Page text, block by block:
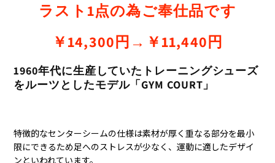
ラスト1点の為ご奉仕品です
￥14,300円→￥11,440円
1960年代に生産していたトレーニングシューズ
をルーツとしたモデル「GYM COURT」
特徴的なセンターシームの仕様は素材が厚く重なる部分を最小
限にできるため足へのストレスが少なく、運動に適したデザイ
ンといわれています。